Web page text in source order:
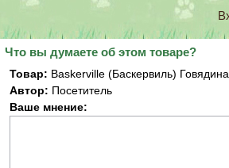
Что вы думаете об этом товаре?
Товар: Baskerville (Баскервиль)
Автор: Посетитель
Ваше мнение: